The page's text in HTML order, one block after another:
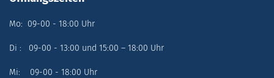
Mo: 09-00 - 18:00 Uhr
Di : 09-00 - 13:00 und 15:00 – 18:00 Uhr
Mi: 09-00 - 18:00 Uhr